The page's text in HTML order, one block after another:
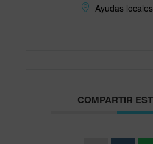
Ayudas
COMPARTIR